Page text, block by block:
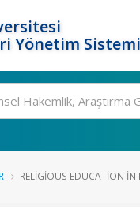
Yönetim Sistemi
RELIGIOUS EDUCATION IN